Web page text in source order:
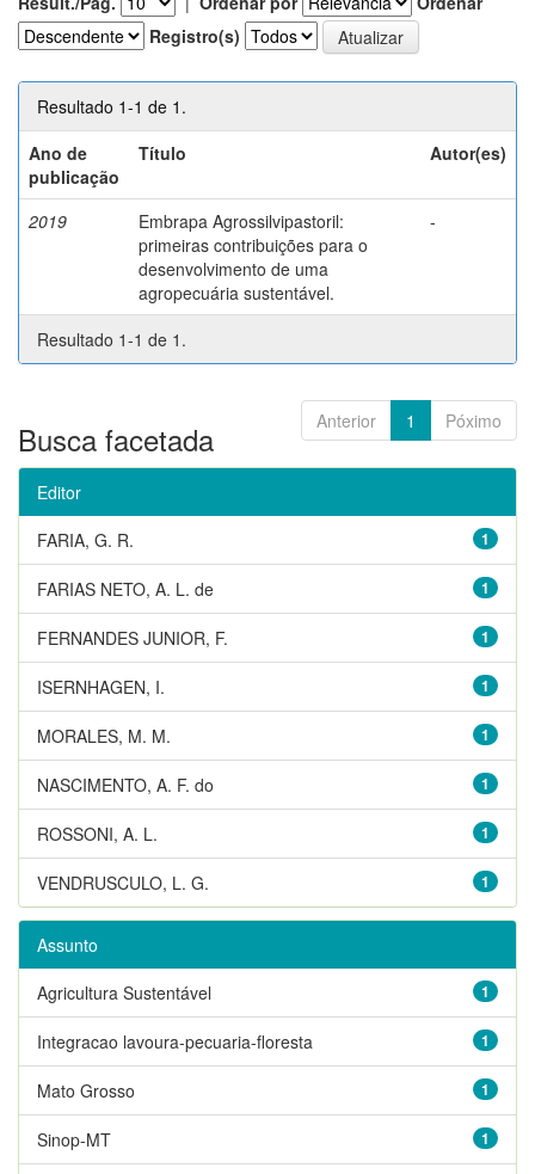
Registro(s)
Resultado 1-1 de 1.
Ano de
publicação
Título Autor(es)
2019
Embrapa Agrossilvipastoril:
primeiras contribuições para o
desenvolvimento de uma
agropecuária sustentável.
-
Resultado 1-1 de 1.
Anterior 1 Póximo
Busca facetada
Editor
1
FARIA, G. R.
1
FARIAS NETO, A. L. de
1
FERNANDES JUNIOR, F.
1
ISERNHAGEN, I.
1
MORALES, M. M.
1
NASCIMENTO, A. F. do
1
ROSSONI, A. L.
1
VENDRUSCULO, L. G.
Assunto
1
Agricultura Sustentável
1
Integracao lavoura-pecuaria-floresta
1
Mato Grosso
1
Sinop-MT